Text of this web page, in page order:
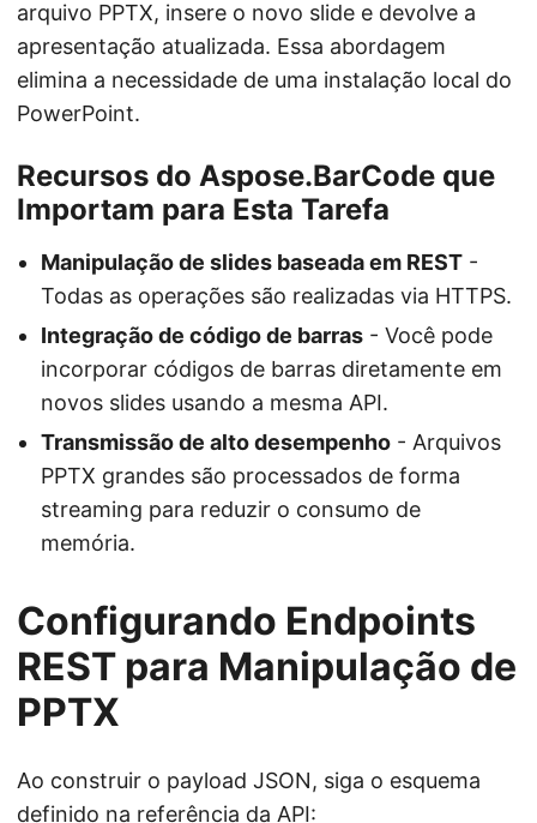
arquivo PPTX, insere o novo slide e devolve a
apresentação atualizada. Essa abordagem
elimina a necessidade de uma instalação local do
PowerPoint.
Recursos do Aspose.BarCode que
Importam para Esta Tarefa
Manipulação de slides baseada em REST -
Todas as operações são realizadas via HTTPS.
Integração de código de barras - Você pode
incorporar códigos de barras diretamente em
novos slides usando a mesma API.
Transmissão de alto desempenho - Arquivos
PPTX grandes são processados de forma
streaming para reduzir o consumo de
memória.
Configurando Endpoints
REST para Manipulação de
PPTX
Ao construir o payload JSON, siga o esquema
definido na referência da API: